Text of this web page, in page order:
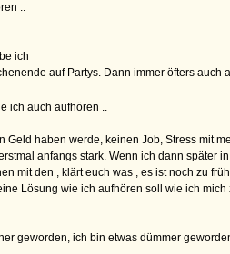
..
ich
auf Partys. Dann immer öfters
ich auch aufhören ..
Geld haben werde, keinen Job, Stress mit
anfangs stark. Wenn ich dann
mit den , klärt euch was , es ist noch zu
Lösung wie ich aufhören soll wie ich
geworden, ich bin etwas dümmer